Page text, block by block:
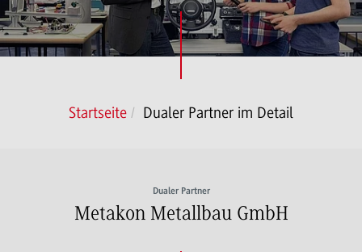
Startseite Dualer Partner im Detail
Dualer Partner
Metakon Metallbau GmbH